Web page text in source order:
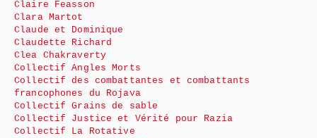
Claire Feasson
Clara Martot
Claude et Dominique
Claudette Richard
Clea Chakraverty
Collectif Angles Morts
Collectif des combattantes et combattants
francophones du Rojava
Collectif Grains de sable
Collectif Justice et Vérité pour Razia
Collectif La Rotative